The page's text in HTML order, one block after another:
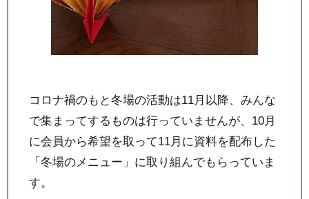
コロナ禍のもと冬場の活動は11月以降、みんな
で集まってするものは行っていませんが、10月
に会員から希望を取って11月に資料を配布した
「冬場のメニュー」に取り組んでもらっていま
す。